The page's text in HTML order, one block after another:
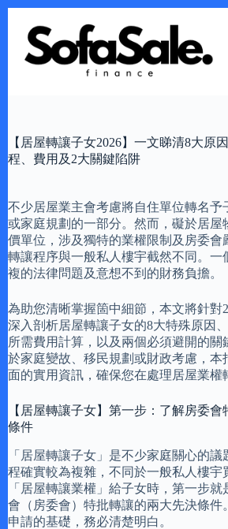
content
【居屋轉讓子女2026】一文睇清8大原
程、費用及2大關鍵陷阱
不少居屋業主會考慮將自住單位轉名予
或家庭規劃的一部分。然而，礙於居屋
價單位，涉及獨特的業權限制及房委會
轉讓程序與一般私人樓宇截然不同。一
複的法律問題及意想不到的財務負擔。
為助您清晰掌握箇中細節，本文將針對
深入剖析居屋轉讓子女的8大特殊原因
所需費用計算，以及兩個必須避開的關
於家庭變故、移民規劃或財政考慮，本
面的實用資訊，確保您在處理居屋業權
【居屋轉讓子女】第一步：了解房委
條件
「居屋轉讓子女」是不少家庭關心的
程確實較為複雜，不同於一般私人樓宇
「居屋轉讓業權」給子女時，第一步
會（房委會）特批轉讓的兩大先決條件
申請的基礎，務必清楚明白。